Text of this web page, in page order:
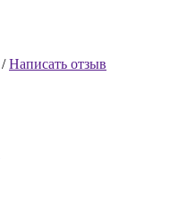
/Написать отзыв